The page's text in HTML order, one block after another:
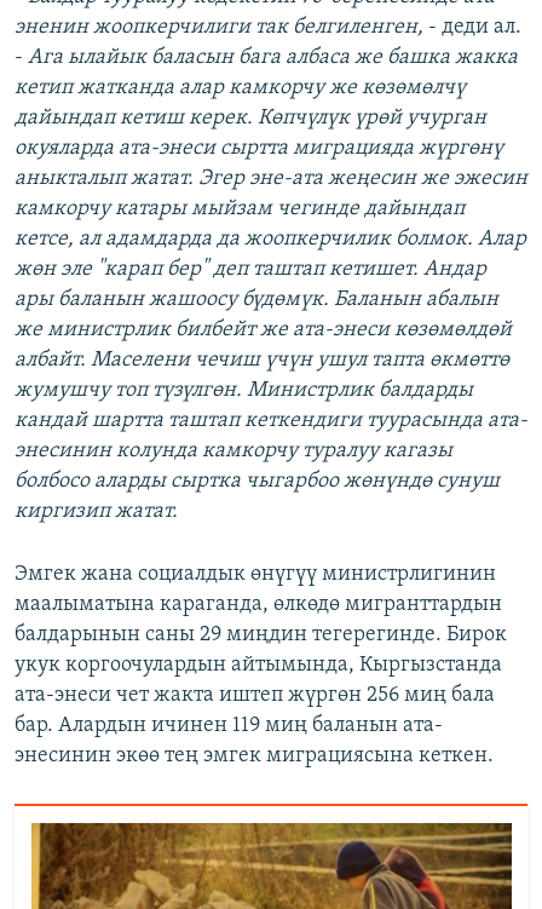
эненин жоопкерчилиги так белгиленген, - деди ал.
- Ага ылайык баласын бага албаса же башка жакка
кетип жатканда алар камкорчу же көзөмөлчү
дайындап кетиш керек. Көпчүлүк үрөй учурган
окуяларда ата-энеси сыртта миграцияда жүргөнү
аныкталып жатат. Эгер эне-ата жеңесин же эжесин
камкорчу катары мыйзам чегинде дайындап
кетсе, ал адамдарда да жоопкерчилик болмок. Алар
жөн эле "карап бер" деп таштап кетишет. Андар
ары баланын жашоосу бүдөмүк. Баланын абалын
же министрлик билбейт же ата-энеси көзөмөлдөй
албайт. Маселени чечиш үчүн ушул тапта өкмөттө
жумушчу топ түзүлгөн. Министрлик балдарды
кандай шартта таштап кеткендиги туурасында ата-
энесинин колунда камкорчу туралуу кагазы
болбосо аларды сыртка чыгарбоо жөнүндө сунуш
киргизип жатат.
Эмгек жана социалдык өнүгүү министрлигинин
маалыматына караганда, өлкөдө мигранттардын
балдарынын саны 29 миңдин тегерегинде. Бирок
укук коргоочулардын айтымында, Кыргызстанда
ата-энеси чет жакта иштеп жүргөн 256 миң бала
бар. Алардын ичинен 119 миң баланын ата-
энесинин экөө тең эмгек миграциясына кеткен.